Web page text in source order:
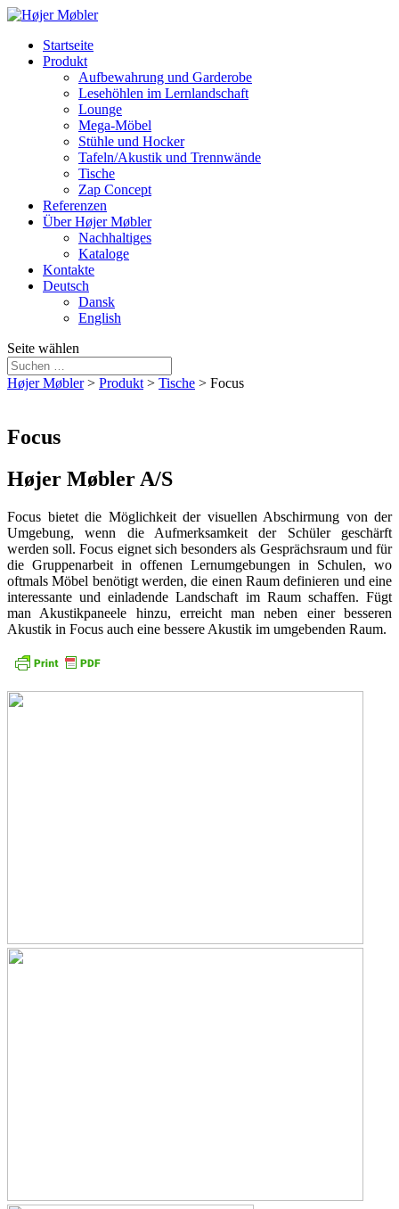
Startseite
Produkt
Aufbewahrung und Garderobe
Lesehöhlen im Lernlandschaft
Lounge
Mega-Möbel
Stühle und Hocker
Tafeln/Akustik und Trennwände
Tische
Zap Concept
Referenzen
Über Højer Møbler
Nachhaltiges
Kataloge
Kontakte
Deutsch
Dansk
English
Seite wählen
Højer Møbler> Produkt > Tische > Focus
Focus
Højer Møbler A/S
Focus bietet die Möglichkeit der visuellen Abschirmung von der
Umgebung, wenn die Aufmerksamkeit der Schüler geschärft
werden soll. Focus eignet sich besonders als Gesprächsraum und für
die Gruppenarbeit in offenen Lernumgebungen in Schulen, wo
oftmals Möbel benötigt werden, die einen Raum definieren und eine
interessante und einladende Landschaft im Raum schaffen. Fügt
man Akustikpaneele hinzu, erreicht man neben einer besseren
Akustik in Focus auch eine bessere Akustik im umgebenden Raum.